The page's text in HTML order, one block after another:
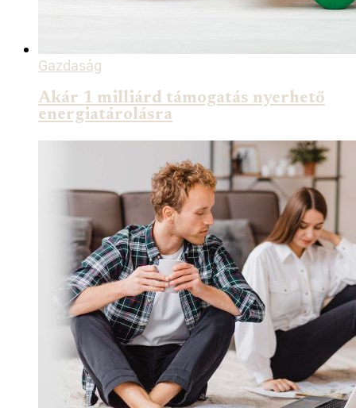
Gazdaság
Akár 1 milliárd támogatás nyerhető
energiatárolásra